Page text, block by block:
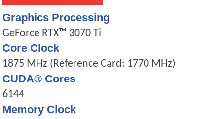
Graphics Processing
GeForce RTX™ 3070 Ti
Core Clock
1875 MHz (Reference Card: 1770 MHz)
CUDA® Cores
6144
Memory Clock